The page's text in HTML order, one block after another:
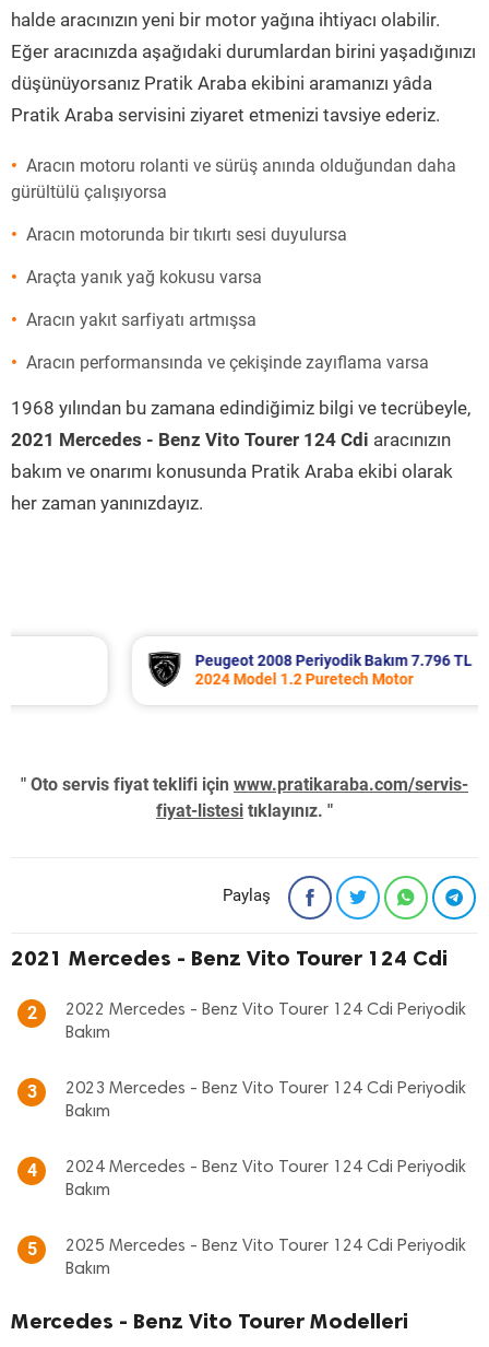
halde aracınızın yeni bir motor yağına ihtiyacı olabilir.
Eğer aracınızda aşağıdaki durumlardan birini yaşadığınızı
düşünüyorsanız Pratik Araba ekibini aramanızı yâda
Pratik Araba servisini ziyaret etmenizi tavsiye ederiz.
Aracın motoru rolanti ve sürüş anında olduğundan daha
gürültülü çalışıyorsa
Aracın motorunda bir tıkırtı sesi duyulursa
Araçta yanık yağ kokusu varsa
Aracın yakıt sarfiyatı artmışsa
Aracın performansında ve çekişinde zayıflama varsa
1968 yılından bu zamana edindiğimiz bilgi ve tecrübeyle,
2021 Mercedes - Benz Vito Tourer 124 Cdi aracınızın
bakım ve onarımı konusunda Pratik Araba ekibi olarak
her zaman yanınızdayız.
Peugeot 2008 Periyodik Bakım 7.796 TL
2024 Model 1.2 Puretech Motor
" Oto servis fiyat teklifi için www.pratikaraba.com/servis-
fiyat-listesi tıklayınız. "
Paylaş
2021 Mercedes - Benz Vito Tourer 124 Cdi
2
2022 Mercedes - Benz Vito Tourer 124 Cdi Periyodik
Bakım
3
2023 Mercedes - Benz Vito Tourer 124 Cdi Periyodik
Bakım
4
2024 Mercedes - Benz Vito Tourer 124 Cdi Periyodik
Bakım
5
2025 Mercedes - Benz Vito Tourer 124 Cdi Periyodik
Bakım
Mercedes - Benz Vito Tourer Modelleri